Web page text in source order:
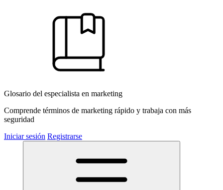
Glosario del especialista en marketing
Comprende términos de marketing rápido y trabaja con más
seguridad
Iniciar sesión Registrarse